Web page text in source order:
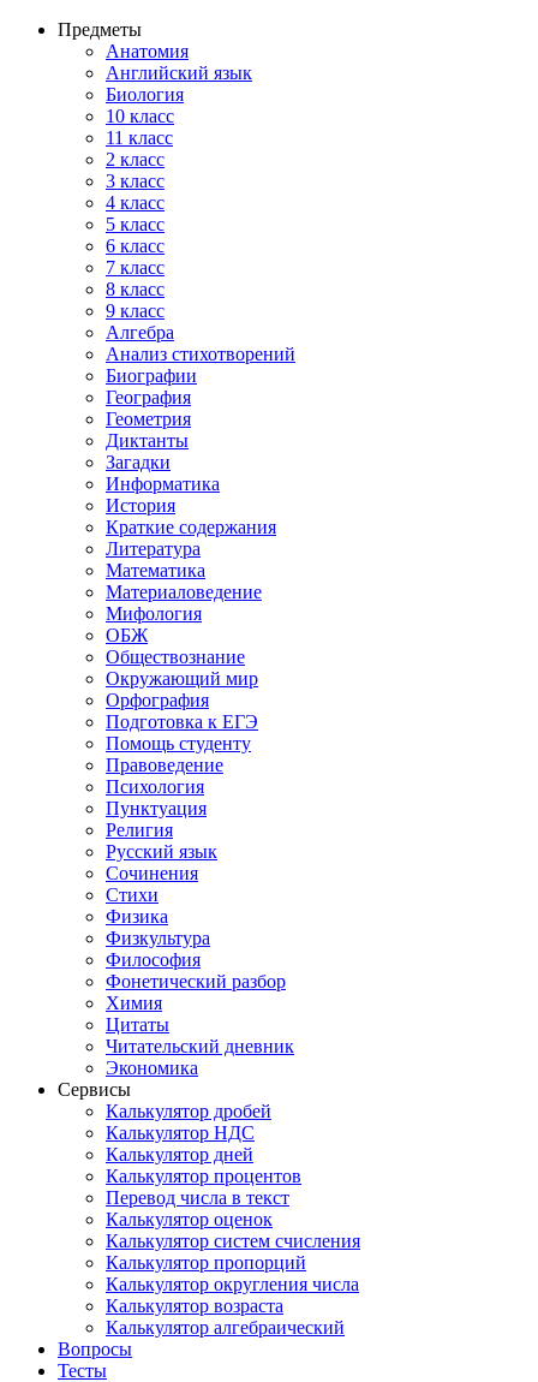
Предметы
Анатомия
Английский язык
Биология
10 класс
11 класс
2 класс
3 класс
4 класс
5 класс
6 класс
7 класс
8 класс
9 класс
Алгебра
Анализ стихотворений
Биографии
География
Геометрия
Диктанты
Загадки
Информатика
История
Краткие содержания
Литература
Математика
Материаловедение
Мифология
ОБЖ
Обществознание
Окружающий мир
Орфография
Подготовка к ЕГЭ
Помощь студенту
Правоведение
Психология
Пунктуация
Религия
Русский язык
Сочинения
Стихи
Физика
Физкультура
Философия
Фонетический разбор
Химия
Цитаты
Читательский дневник
Экономика
Сервисы
Калькулятор дробей
Калькулятор НДС
Калькулятор дней
Калькулятор процентов
Перевод числа в текст
Калькулятор оценок
Калькулятор систем счисления
Калькулятор пропорций
Калькулятор округления числа
Калькулятор возраста
Калькулятор алгебраический
Вопросы
Тесты